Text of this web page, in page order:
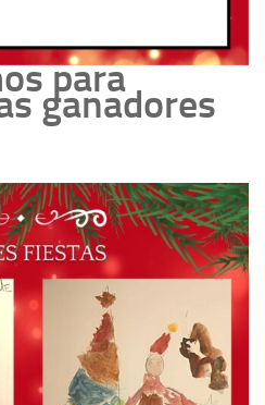
para
ganadores